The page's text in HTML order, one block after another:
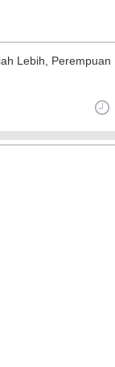
Lebih, Perempuan